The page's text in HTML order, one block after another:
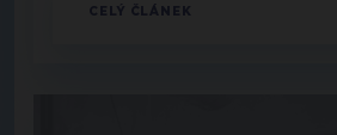
CELÝ ČLÁNEK